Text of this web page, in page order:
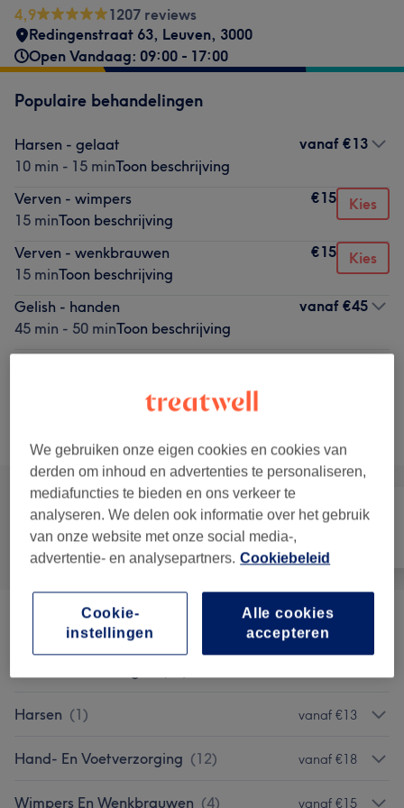
4,9
1207 reviews
Redingenstraat 63, Leuven, 3000
Open Vandaag: 09:00 - 17:00
Populaire behandelingen
Harsen - gelaat
10 min - 15 minToon beschrijving
vanaf €13
Verven - wimpers
15 minToon beschrijving
€15 Kies
Verven - wenkbrauwen
15 minToon beschrijving
€15 Kies
Gelish - handen
45 min - 50 minToon beschrijving
vanaf €45
vanaf €70
Alle Nagels
Gelaatsbehandelingen vanaf €65
Harsen (1) vanaf €13
Hand- En Voetverzorging (12) vanaf €18
Wimpers En Wenkbrauwen (4) vanaf €15
We gebruiken onze eigen cookies en cookies van
derden om inhoud en advertenties te personaliseren,
mediafuncties te bieden en ons verkeer te
analyseren. We delen ook informatie over het gebruik
van onze website met onze social media-,
advertentie- en analysepartners. Cookiebeleid
Alle cookies
accepteren
Cookie-
instellingen